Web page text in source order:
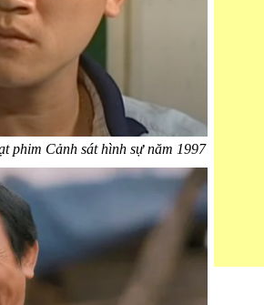
phim Cảnh sát hình sự năm 1997